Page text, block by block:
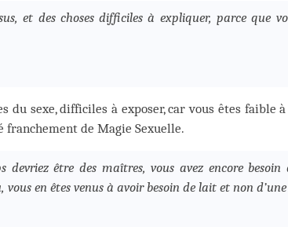
et des choses difficiles à expliquer, parce que
sexe, difficiles à exposer, car vous êtes faible
franchement de Magie Sexuelle.
être des maîtres, vous avez encore besoin
en êtes venus à avoir besoin de lait et non